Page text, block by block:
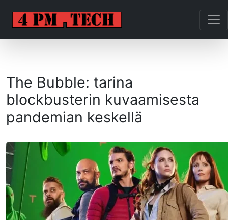
The Bubble: tarina
blockbusterin kuvaamisesta
pandemian keskellä